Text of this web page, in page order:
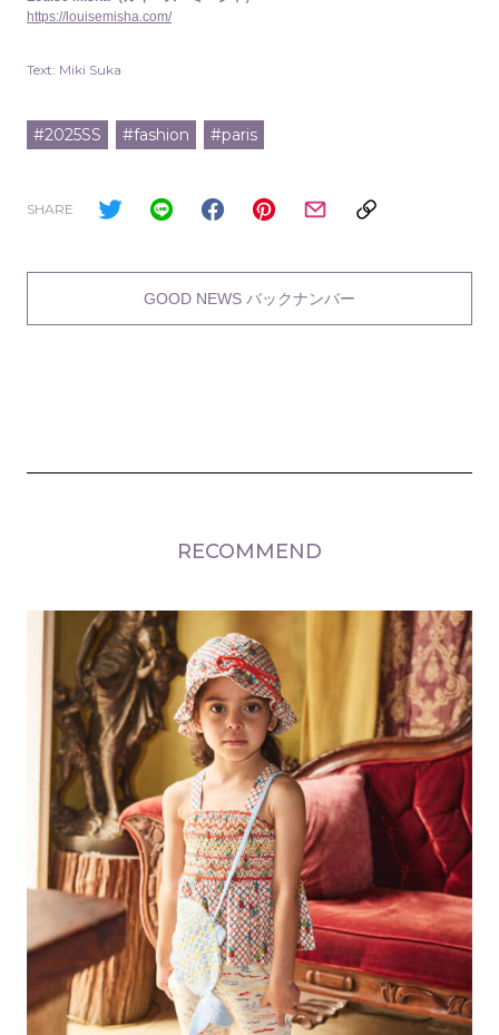
https://louisemisha.com/
Text: Miki Suka
#2025SS #fashion #paris
SHARE
GOOD NEWS バックナンバー
RECOMMEND